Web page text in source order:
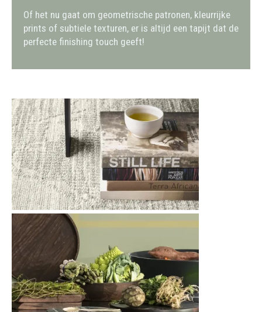
Of het nu gaat om geometrische patronen, kleurrijke
prints of subtiele texturen, er is altijd een tapijt dat de
perfecte finishing touch geeft!